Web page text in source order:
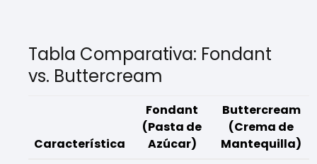
Tabla Comparativa: Fondant
vs. Buttercream
Característica
Fondant
(Pasta de
Azúcar)
Buttercream
(Crema de
Mantequilla)